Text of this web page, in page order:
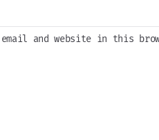
email and website in this